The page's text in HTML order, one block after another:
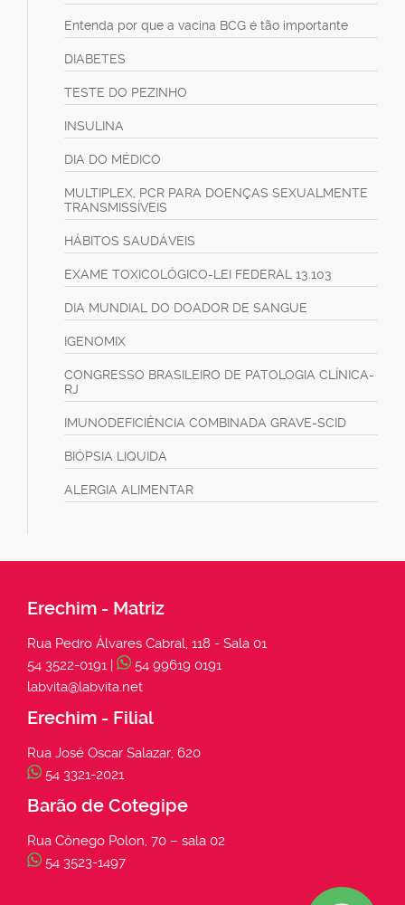
Entenda por que a vacina BCG é tão importante
DIABETES
TESTE DO PEZINHO
INSULINA
DIA DO MÉDICO
MULTIPLEX, PCR PARA DOENÇAS SEXUALMENTE
TRANSMISSÍVEIS
HÁBITOS SAUDÁVEIS
EXAME TOXICOLÓGICO-LEI FEDERAL 13.103
DIA MUNDIAL DO DOADOR DE SANGUE
IGENOMIX
CONGRESSO BRASILEIRO DE PATOLOGIA CLÍNICA-
RJ
IMUNODEFICIÊNCIA COMBINADA GRAVE-SCID
BIÓPSIA LIQUIDA
ALERGIA ALIMENTAR
Erechim - Matriz
Rua Pedro Álvares Cabral, 118 - Sala 01
54 3522-0191 |
54 99619 0191
labvita@labvita.net
Erechim - Filial
Rua José Oscar Salazar, 620
54 3321-2021
Barão de Cotegipe
Rua Cônego Polon, 70 – sala 02
54 3523-1497